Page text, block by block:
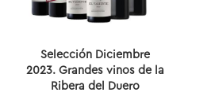
Selección Diciembre
2023. Grandes vinos de la
Ribera del Duero